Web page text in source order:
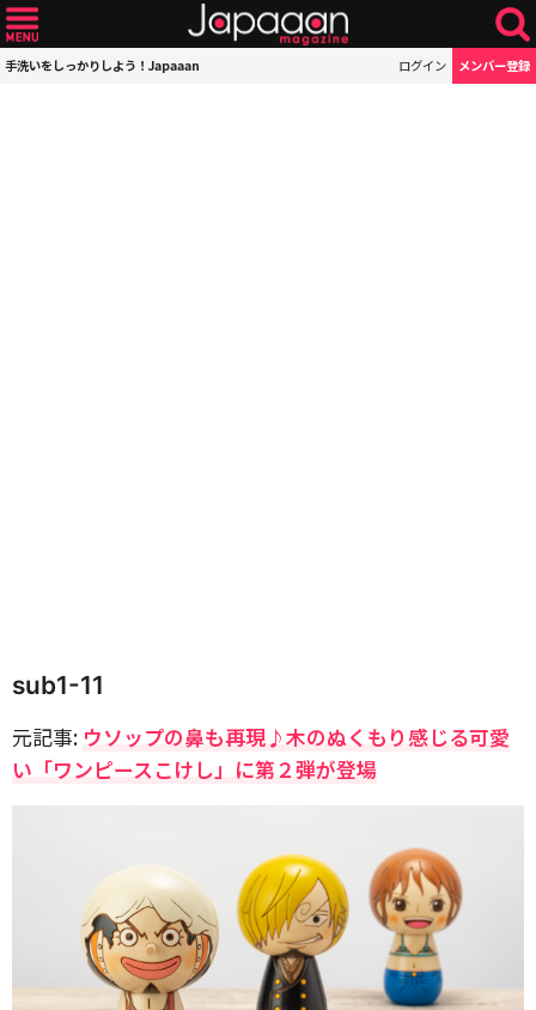
手洗いをしっかりしよう！Japaaan ログイン メンバー登録
sub1-11
元記事: ウソップの鼻も再現♪木のぬくもり感じる可愛
い「ワンピースこけし」に第２弾が登場